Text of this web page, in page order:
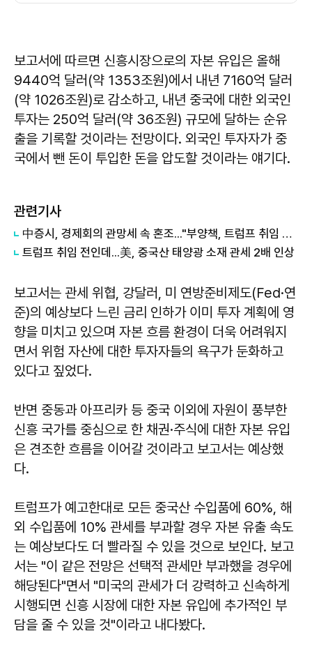
보고서에 따르면 신흥시장으로의 자본 유입은 올해
9440억 달러(약 1353조원)에서 내년 7160억 달러
(약 1026조원)로 감소하고, 내년 중국에 대한 외국인
투자는 250억 달러(약 36조원) 규모에 달하는 순유
출을 기록할 것이라는 전망이다. 외국인 투자자가 중
국에서 뺀 돈이 투입한 돈을 압도할 것이라는 얘기다.
관련기사
中증시, 경제회의 관망세 속 혼조..."부양책, 트럼프 취임 후 발표될 가능성"
트럼프 취임 전인데...美, 중국산 태양광 소재 관세 2배 인상
보고서는 관세 위협, 강달러, 미 연방준비제도(Fed·연
준)의 예상보다 느린 금리 인하가 이미 투자 계획에 영
향을 미치고 있으며 자본 흐름 환경이 더욱 어려워지
면서 위험 자산에 대한 투자자들의 욕구가 둔화하고
있다고 짚었다.
반면 중동과 아프리카 등 중국 이외에 자원이 풍부한
신흥 국가를 중심으로 한 채권·주식에 대한 자본 유입
은 견조한 흐름을 이어갈 것이라고 보고서는 예상했
다.
트럼프가 예고한대로 모든 중국산 수입품에 60%, 해
외 수입품에 10% 관세를 부과할 경우 자본 유출 속도
는 예상보다도 더 빨라질 수 있을 것으로 보인다. 보고
서는 "이 같은 전망은 선택적 관세만 부과했을 경우에
해당된다"면서 "미국의 관세가 더 강력하고 신속하게
시행되면 신흥 시장에 대한 자본 유입에 추가적인 부
담을 줄 수 있을 것"이라고 내다봤다.